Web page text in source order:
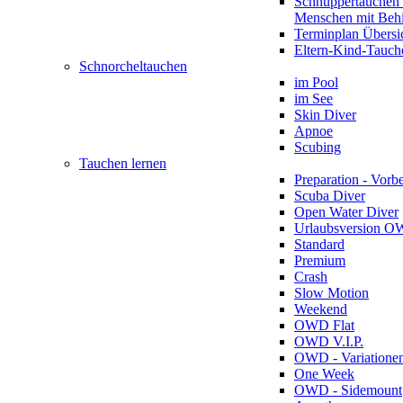
Menschen mit
Terminplan
Eltern-Kind-
Schnorcheltauchen
im Pool
im See
Skin Diver
Apnoe
Scubing
Tauchen lernen
Preparation -
Scuba Diver
Open Water Diver
Urlaubsversion
Standard
Premium
Crash
Slow Motion
Weekend
OWD Flat
OWD V.I.P.
OWD -
One Week
OWD - Sidemount